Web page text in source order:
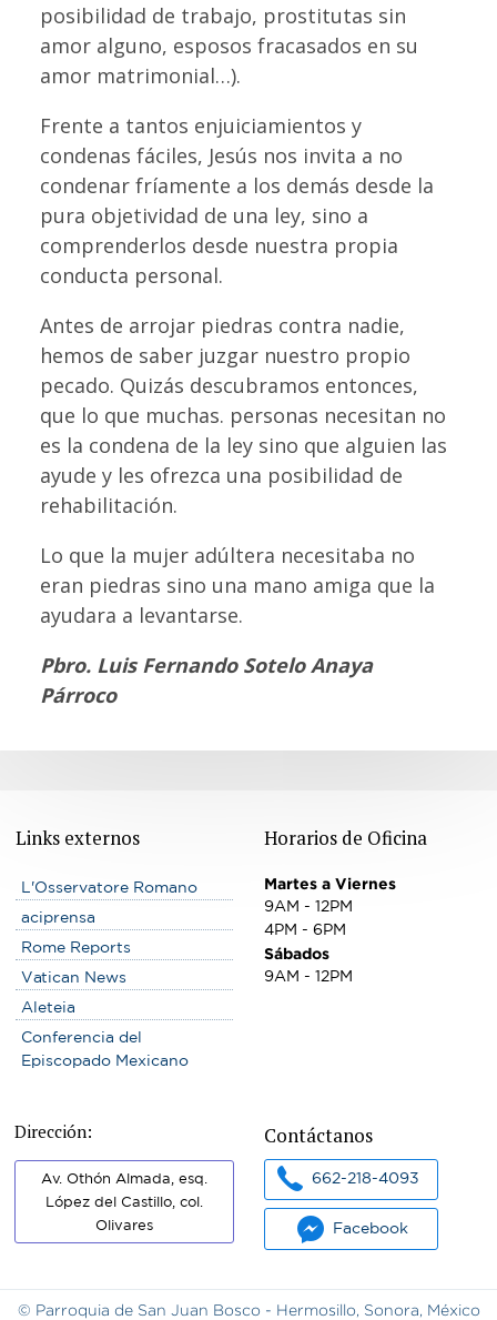
posibilidad de trabajo, prostitutas sin
amor alguno, esposos fracasados en su
amor matrimonial…).
Frente a tantos enjuiciamientos y
condenas fáciles, Jesús nos invita a no
condenar fríamente a los demás desde la
pura objetividad de una ley, sino a
comprenderlos desde nuestra propia
conducta personal.
Antes de arrojar piedras contra nadie,
hemos de saber juzgar nuestro propio
pecado. Quizás descubramos entonces,
que lo que muchas. personas necesitan no
es la condena de la ley sino que alguien las
ayude y les ofrezca una posibilidad de
rehabilitación.
Lo que la mujer adúltera necesitaba no
eran piedras sino una mano amiga que la
ayudara a levantarse.
Pbro. Luis Fernando Sotelo Anaya
Párroco
Links externos
L'Osservatore Romano
aciprensa
Rome Reports
Vatican News
Aleteia
Conferencia del
Episcopado Mexicano
Horarios de Oficina
Martes a Viernes
9AM - 12PM
4PM - 6PM
Sábados
9AM - 12PM
Dirección:
Av. Othón Almada, esq.
López del Castillo, col.
Olivares
Contáctanos
662-218-4093
Facebook
© Parroquia de San Juan Bosco - Hermosillo, Sonora, México